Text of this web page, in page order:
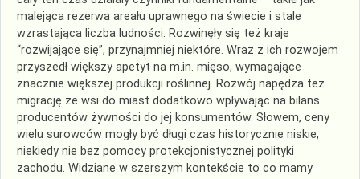
malejąca rezerwa areału uprawnego na świecie i stale
wzrastająca liczba ludności. Rozwinęły się też kraje
“rozwijające się”, przynajmniej niektóre. Wraz z ich rozwojem
przyszedł większy apetyt na m.in. mięso, wymagające
znacznie większej produkcji roślinnej. Rozwój napędza też
migrację ze wsi do miast dodatkowo wpływając na bilans
producentów żywności do jej konsumentów. Słowem, ceny
wielu surowców mogły być długi czas historycznie niskie,
niekiedy nie bez pomocy protekcjonistycznej polityki
zachodu. Widziane w szerszym kontekście to co mamy